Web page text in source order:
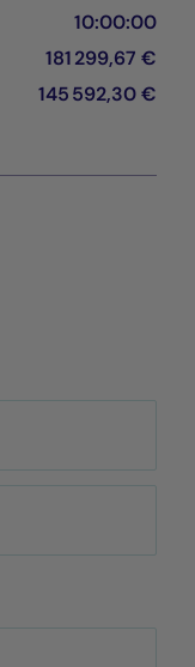
10:00:00
181 299,67 €
145 592,30 €